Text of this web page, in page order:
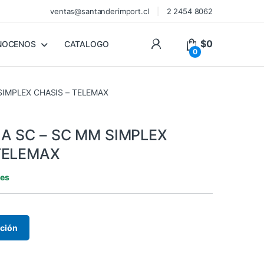
ventas@santanderimport.cl 2 2454 8062
CATALOGO
0
$0
CHASIS – TELEMAX
SC – SC MM SIMPLEX